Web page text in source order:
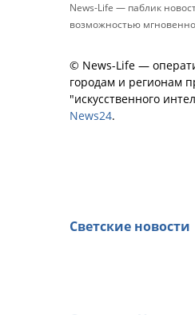
News-Life — паблик
возможностью
© News-Life —
городам и регионам
"искусственного
News24.
Светские новости